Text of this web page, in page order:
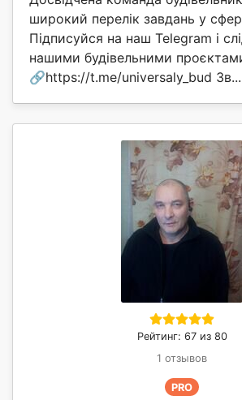
широкий перелік завдань у
Підписуйся на наш Telegram і
нашими будівельними
🔗https://t.me/universaly_bud Зв...
Рейтинг: 67 из 80
1 отзывов
PRO